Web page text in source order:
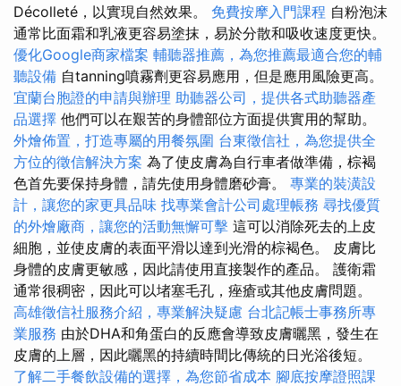
Décolleté，以實現自然效果。 免費按摩入門課程 自粉泡沫
通常比面霜和乳液更容易塗抹，易於分散和吸收速度更快。
優化Google商家檔案 輔聽器推薦，為您推薦最適合您的輔
聽設備 自tanning噴霧劑更容易應用，但是應用風險更高。
宜蘭台胞證的申請與辦理 助聽器公司，提供各式助聽器產
品選擇 他們可以在艱苦的身體部位方面提供實用的幫助。
外燴佈置，打造專屬的用餐氛圍 台東徵信社，為您提供全
方位的徵信解決方案 為了使皮膚為自行車者做準備，棕褐
色首先要保持身體，請先使用身體磨砂膏。 專業的裝潢設
計，讓您的家更具品味 找專業會計公司處理帳務 尋找優質
的外燴廠商，讓您的活動無懈可擊 這可以消除死去的上皮
細胞，並使皮膚的表面平滑以達到光滑的棕褐色。 皮膚比
身體的皮膚更敏感，因此請使用直接製作的產品。 護衛霜
通常很稠密，因此可以堵塞毛孔，痤瘡或其他皮膚問題。
高雄徵信社服務介紹，專業解決疑慮 台北記帳士事務所專
業服務 由於DHA和角蛋白的反應會導致皮膚曬黑，發生在
皮膚的上層，因此曬黑的持續時間比傳統的日光浴後短。
了解二手餐飲設備的選擇，為您節省成本 腳底按摩證照課